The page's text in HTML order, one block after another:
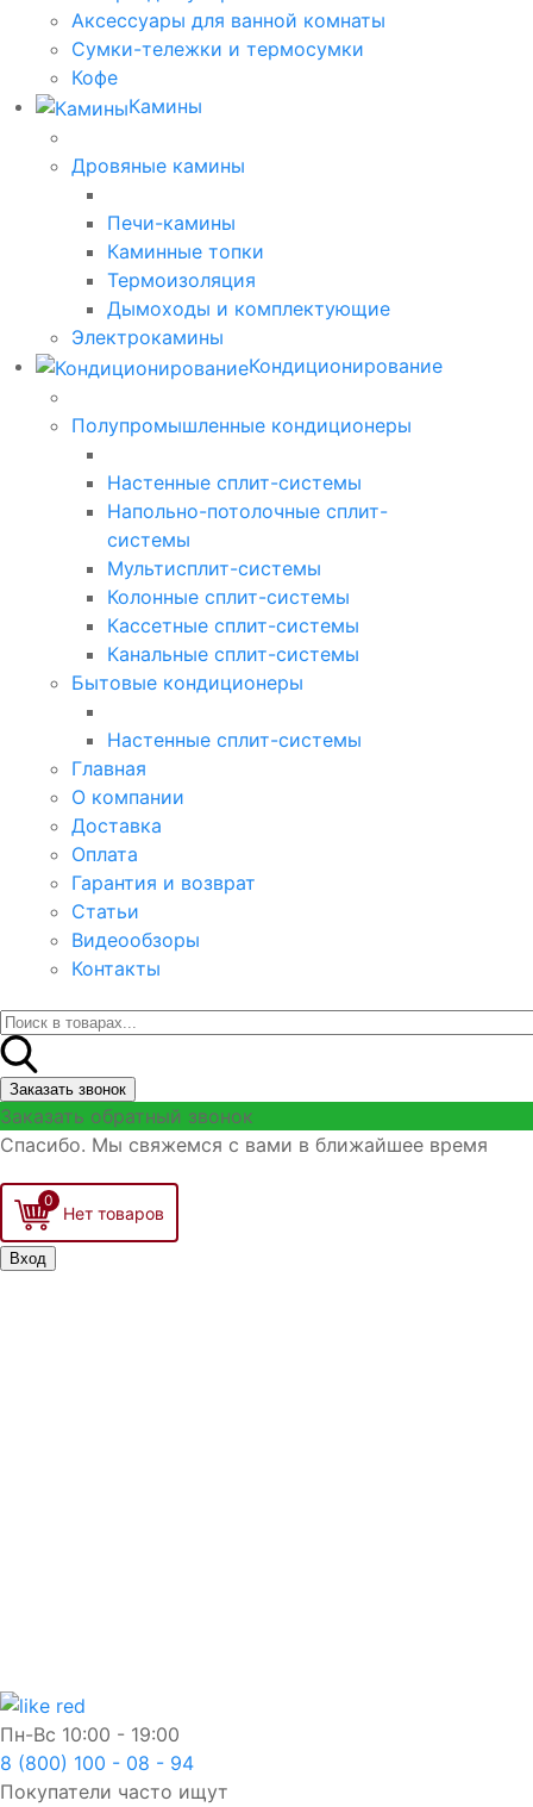
Аксессуары для ванной комнаты
Сумки-тележки и термосумки
Кофе
Камины
Дровяные камины
Печи-камины
Каминные топки
Термоизоляция
Дымоходы и комплектующие
Электрокамины
Кондиционирование
Полупромышленные кондиционеры
Настенные сплит-системы
Напольно-потолочные сплит-
системы
Мультисплит-системы
Колонные сплит-системы
Кассетные сплит-системы
Канальные сплит-системы
Бытовые кондиционеры
Настенные сплит-системы
Главная
О компании
Доставка
Оплата
Гарантия и возврат
Статьи
Видеообзоры
Контакты
Заказать звонок
Заказать обратный звонок
Спасибо. Мы свяжемся с вами в ближайшее время
0
Вход
Пн-Вс 10:00 - 19:00
8 (800) 100 - 08 - 94
Покупатели часто ищут